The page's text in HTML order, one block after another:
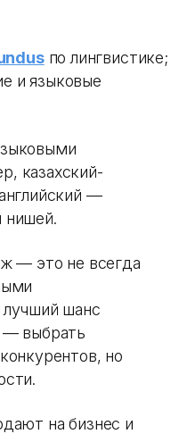
по лингвистике;
и языковые
казахский-
—
нишей.
— это не всегда
шанс
— выбрать
но
на бизнес и